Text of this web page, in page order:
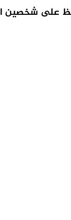
على شخصين